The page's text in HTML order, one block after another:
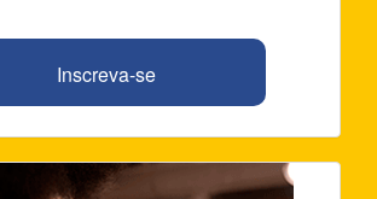
Inscreva-se